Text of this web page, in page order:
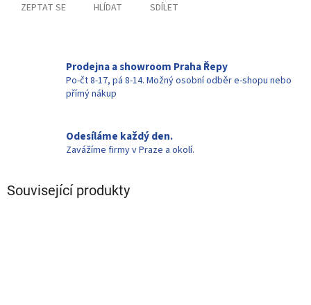
ZEPTAT SE HLÍDAT SDÍLET
Prodejna a showroom Praha Řepy
Po-čt 8-17, pá 8-14. Možný osobní odběr e-shopu nebo
přímý nákup
Odesíláme každý den.
Zavážíme firmy v Praze a okolí.
Související produkty